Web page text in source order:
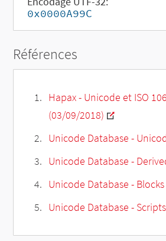
0x0000A99C
Références
Hapax - Unicode et ISO
(03/09/2018)
Unicode Database -
Unicode Database -
Unicode Database - Blocks
Unicode Database - Scripts